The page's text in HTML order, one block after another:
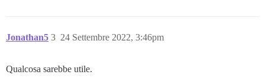
Jonathan5 24 Settembre 2022, 3:46pm
3
Qualcosa sarebbe utile.